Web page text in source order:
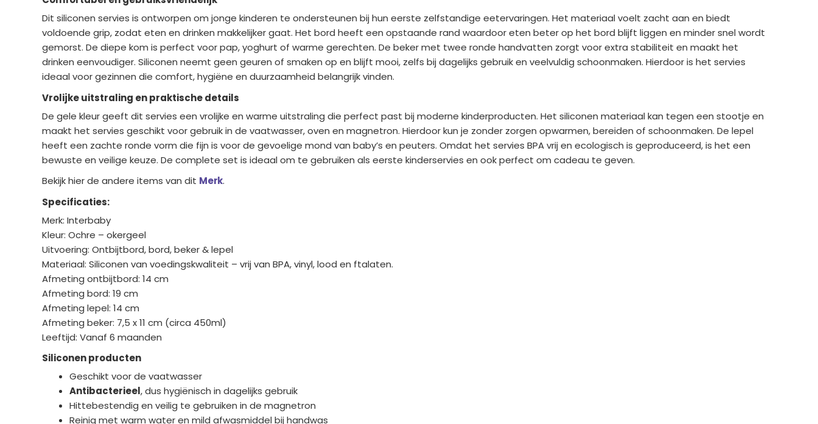
Dit siliconen servies is ontworpen om jonge kinderen te ondersteunen bij hun eerste zelfstandige eetervaringen. Het materiaal voelt zacht aan en biedt
voldoende grip, zodat eten en drinken makkelijker gaat. Het bord heeft een opstaande rand waardoor eten beter op het bord blijft liggen en minder snel wordt
gemorst. De diepe kom is perfect voor pap, yoghurt of warme gerechten. De beker met twee ronde handvatten zorgt voor extra stabiliteit en maakt het
drinken eenvoudiger. Siliconen neemt geen geuren of smaken op en blijft mooi, zelfs bij dagelijks gebruik en veelvuldig schoonmaken. Hierdoor is het servies
ideaal voor gezinnen die comfort, hygiëne en duurzaamheid belangrijk vinden.
Vrolijke uitstraling en praktische details
De gele kleur geeft dit servies een vrolijke en warme uitstraling die perfect past bij moderne kinderproducten. Het siliconen materiaal kan tegen een stootje en
maakt het servies geschikt voor gebruik in de vaatwasser, oven en magnetron. Hierdoor kun je zonder zorgen opwarmen, bereiden of schoonmaken. De lepel
heeft een zachte ronde vorm die fijn is voor de gevoelige mond van baby’s en peuters. Omdat het servies BPA vrij en ecologisch is geproduceerd, is het een
bewuste en veilige keuze. De complete set is ideaal om te gebruiken als eerste kinderservies en ook perfect om cadeau te geven.
Bekijk hier de andere items van dit Merk.
Specificaties:
Merk: Interbaby
Kleur: Ochre – okergeel
Uitvoering: Ontbijtbord, bord, beker & lepel
Materiaal: Siliconen van voedingskwaliteit – vrij van BPA, vinyl, lood en ftalaten.
Afmeting ontbijtbord: 14 cm
Afmeting bord: 19 cm
Afmeting lepel: 14 cm
Afmeting beker: 7,5 x 11 cm (circa 450ml)
Leeftijd: Vanaf 6 maanden
Siliconen producten
Geschikt voor de vaatwasser
Antibacterieel, dus hygiënisch in dagelijks gebruik
Hittebestendig en veilig te gebruiken in de magnetron
Reinig met warm water en mild afwasmiddel bij handwas